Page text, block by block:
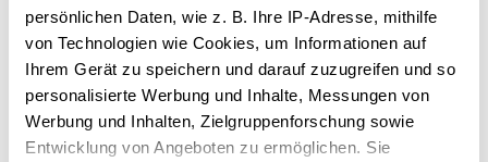
persönlichen Daten, wie z. B. Ihre IP-Adresse, mithilfe
von Technologien wie Cookies, um Informationen auf
Ihrem Gerät zu speichern und darauf zuzugreifen und so
personalisierte Werbung und Inhalte, Messungen von
Werbung und Inhalten, Zielgruppenforschung sowie
Entwicklung von Angeboten zu ermöglichen. Sie